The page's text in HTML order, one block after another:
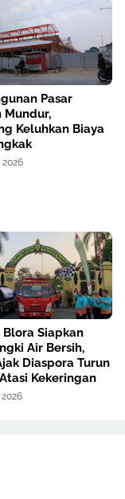
Pasar
Mundur,
Keluhkan Biaya
Blora Siapkan
Air Bersih,
Diaspora Turun
Kekeringan